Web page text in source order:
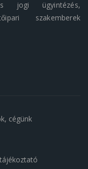
jogi ügyintézés,
szakemberek
cégünk